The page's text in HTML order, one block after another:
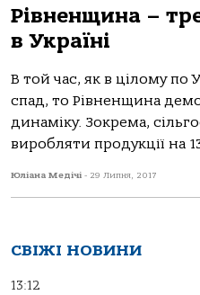
Рівненщина –
в Україні
В той час, як в цілому по
спад, то Рівненщина
динаміку. Зокрема,
виробляти продукції на
Юліана Медічі - 29 Липня, 2017
СВІЖІ НОВИНИ
13:12